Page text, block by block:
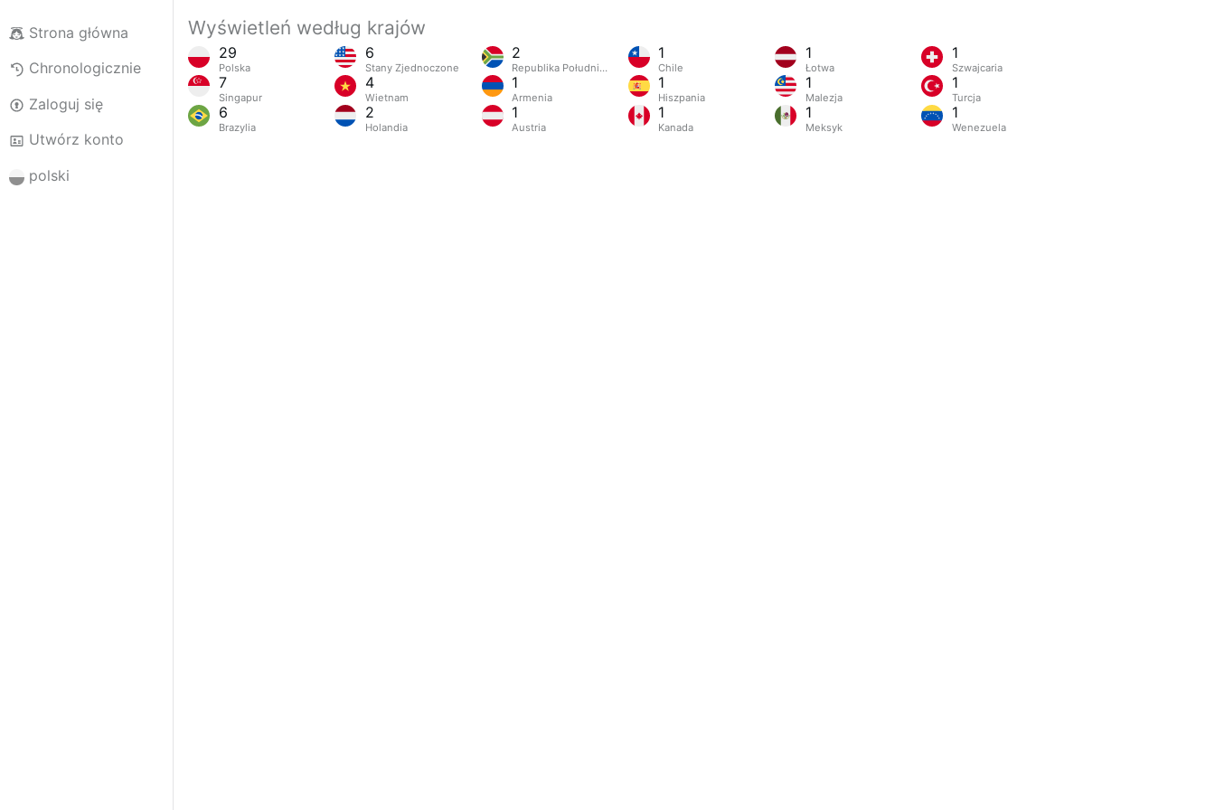
Strona główna
Chronologicznie
Zaloguj się
Utwórz konto
polski
Wyświetleń według krajów
29
Polska
7
Singapur
6
Brazylia
6
Stany Zjednoczone
4
Wietnam
2
Holandia
2
Republika Południowej Afryki
1
Armenia
1
Austria
1
Chile
1
Hiszpania
1
Kanada
1
Łotwa
1
Malezja
1
Meksyk
1
Szwajcaria
1
Turcja
1
Wenezuela